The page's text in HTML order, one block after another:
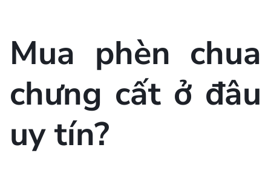
Mua phèn chua
chưng cất ở đâu
uy tín?